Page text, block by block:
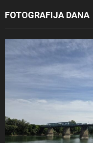
FOTOGRAFIJA DANA